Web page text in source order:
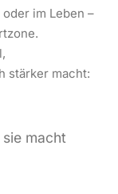
im Leben –
stärker macht:
macht